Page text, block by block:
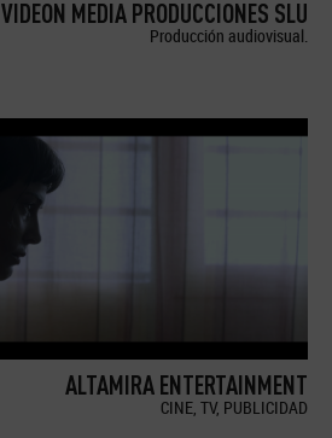
VIDEON MEDIA PRODUCCIONES SLU
Producción audiovisual.
ALTAMIRA ENTERTAINMENT
CINE, TV, PUBLICIDAD